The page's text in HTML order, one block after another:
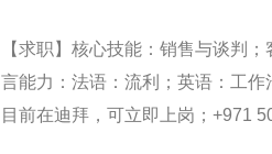
【求职】核心技能：销售与谈判
言能力：法语：流利；英语：工
目前在迪拜，可立即上岗；+971